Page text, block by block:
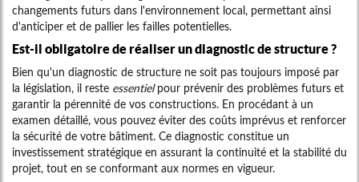
changements futurs dans l'environnement local, permettant ainsi
d'anticiper et de pallier les failles potentielles.
Est-il obligatoire de réaliser un diagnostic de structure ?
Bien qu'un diagnostic de structure ne soit pas toujours imposé par
la législation, il reste essentielpour prévenir des problèmes futurs et
garantir la pérennité de vos constructions. En procédant à un
examen détaillé, vous pouvez éviter des coûts imprévus et renforcer
la sécurité de votre bâtiment. Ce diagnostic constitue un
investissement stratégique en assurant la continuité et la stabilité du
projet, tout en se conformant aux normes en vigueur.